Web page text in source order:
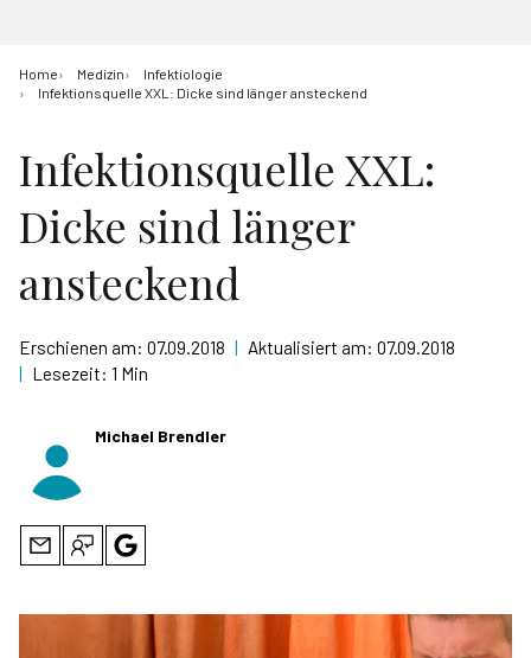
Home Medizin
Infektiologie
Infektionsquelle XXL: Dicke sind länger ansteckend
Infektionsquelle XXL:
Dicke sind länger
ansteckend
Erschienen am: 07.09.2018 | Aktualisiert am: 07.09.2018
| Lesezeit: 1 Min
Michael Brendler